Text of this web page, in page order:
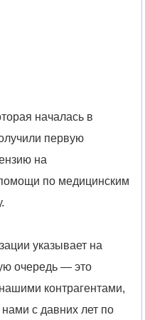
началась в
первую
на
по медицинским
указывает на
очередь — это
контрагентами,
с давних лет по